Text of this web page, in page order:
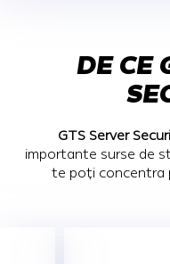
DE CE
GTS Server
importante surse de
te poți concentra